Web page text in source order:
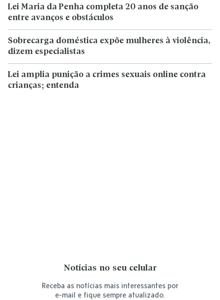
Lei Maria da Penha completa 20 anos de sanção
entre avanços e obstáculos
Sobrecarga doméstica expõe mulheres à violência,
dizem especialistas
Lei amplia punição a crimes sexuais online contra
crianças; entenda
Notícias no seu celular
Receba as notícias mais interessantes por
e-mail e fique sempre atualizado.